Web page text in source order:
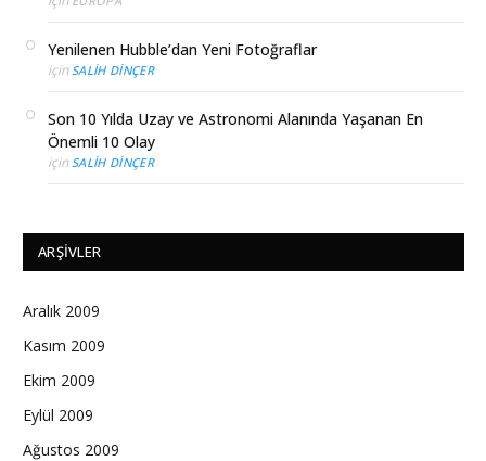
Yenilenen Hubble’dan Yeni Fotoğraflar
için SALIH DINÇER
Son 10 Yılda Uzay ve Astronomi Alanında Yaşanan En
Önemli 10 Olay
için SALIH DINÇER
ARŞIVLER
Aralık 2009
Kasım 2009
Ekim 2009
Eylül 2009
Ağustos 2009